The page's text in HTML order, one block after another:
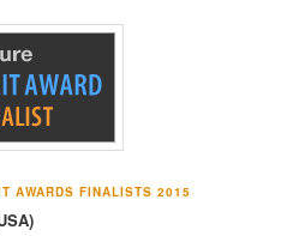
AWARDS FINALISTS 2015